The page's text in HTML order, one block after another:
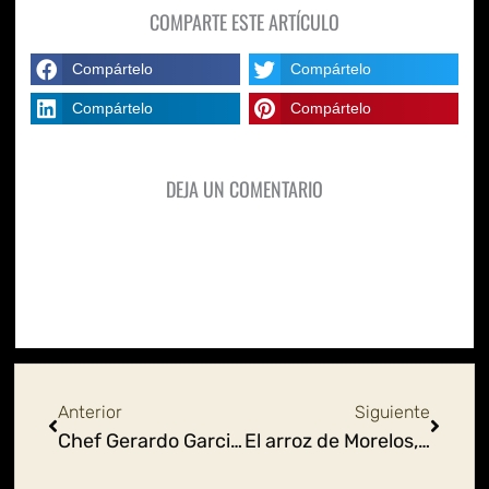
COMPARTE ESTE ARTÍCULO
Compártelo Compártelo
Compártelo Compártelo
DEJA UN COMENTARIO
Anterior
Chef Gerardo Garcia, lleva el amor por los tacos a Rusia
Siguiente
El arroz de Morelos, rumbo a la denominación de origen